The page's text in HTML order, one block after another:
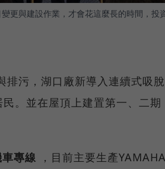
更與建設作業，才會花這麼長的時間，投
排污，湖口廠新導入連續式吸脫
。並在屋頂上建置第一、二期
專線 ，目前主要生產